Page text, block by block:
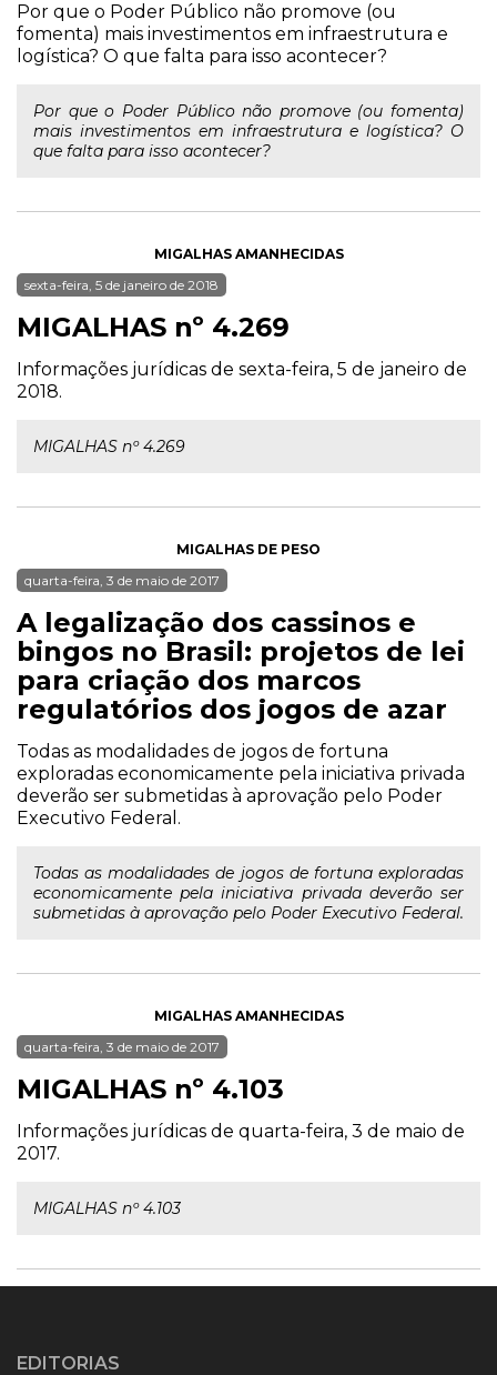
Por que o Poder Público não promove (ou
fomenta) mais investimentos em infraestrutura e
logística? O que falta para isso acontecer?
Por que o Poder Público não promove (ou fomenta)
mais investimentos em infraestrutura e logística? O
que falta para isso acontecer?
MIGALHAS AMANHECIDAS
sexta-feira, 5 de janeiro de 2018
MIGALHAS nº 4.269
Informações jurídicas de sexta-feira, 5 de janeiro de
2018.
MIGALHAS nº 4.269
MIGALHAS DE PESO
quarta-feira, 3 de maio de 2017
A legalização dos cassinos e
bingos no Brasil: projetos de lei
para criação dos marcos
regulatórios dos jogos de azar
Todas as modalidades de jogos de fortuna
exploradas economicamente pela iniciativa privada
deverão ser submetidas à aprovação pelo Poder
Executivo Federal.
Todas as modalidades de jogos de fortuna exploradas
economicamente pela iniciativa privada deverão ser
submetidas à aprovação pelo Poder Executivo Federal.
MIGALHAS AMANHECIDAS
quarta-feira, 3 de maio de 2017
MIGALHAS nº 4.103
Informações jurídicas de quarta-feira, 3 de maio de
2017.
MIGALHAS nº 4.103
EDITORIAS